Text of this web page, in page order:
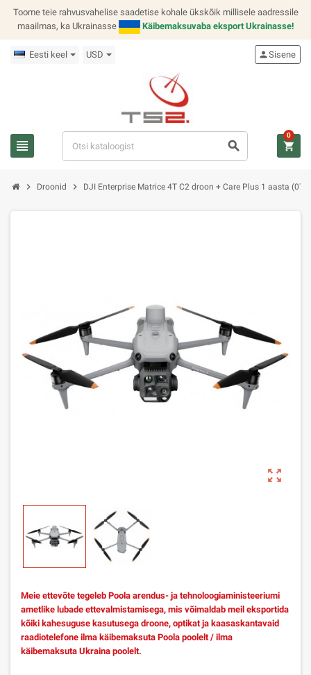
Toome teie rahvusvahelise saadetise kohale ükskõik millisele aadressile
maailmas, ka Ukrainasse
Käibemaksuvaba eksport Ukrainasse!
Eesti keel USD
view_headline search
personSisene
shopping_cart
0
chevron_right Droonid chevron_right DJI Enterprise Matrice 4T C2 droon + Care Plus 1 aasta
zoom_out_map
Meie ettevõte tegeleb Poola arendus- ja tehnoloogiaministeeriumi
ametlike lubade ettevalmistamisega, mis võimaldab meil eksportida
kõiki kahesuguse kasutusega droone, optikat ja kaasaskantavaid
raadiotelefone ilma käibemaksuta Poola poolelt / ilma
käibemaksuta Ukraina poolelt.